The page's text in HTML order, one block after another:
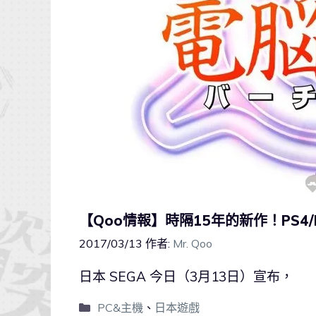
【Qoo情報】時隔15年的新作！
2017/03/13 作者: Mr. Qoo
日本 SEGA 今日（3月13日）宣布，
PC&主機 、 日本遊戲